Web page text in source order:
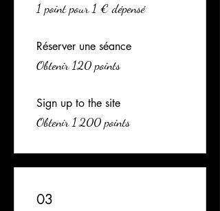
1 point pour 1 € dépensé
Réserver une séance
Obtenir 120 points
Sign up to the site
Obtenir 1 200 points
03